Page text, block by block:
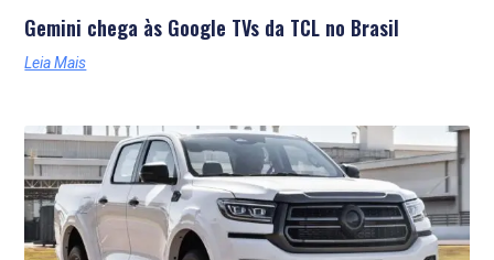
Gemini chega às Google TVs da TCL no Brasil
Leia Mais